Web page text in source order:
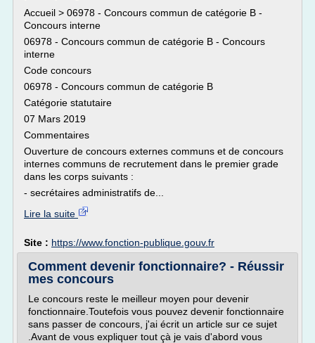
Accueil > 06978 - Concours commun de catégorie B -
Concours interne
06978 - Concours commun de catégorie B - Concours
interne
Code concours
06978 - Concours commun de catégorie B
Catégorie statutaire
07 Mars 2019
Commentaires
Ouverture de concours externes communs et de concours
internes communs de recrutement dans le premier grade
dans les corps suivants :
- secrétaires administratifs de...
Lire la suite
Site : https://www.fonction-publique.gouv.fr
Comment devenir fonctionnaire? - Réussir
mes concours
Le concours reste le meilleur moyen pour devenir
fonctionnaire.Toutefois vous pouvez devenir fonctionnaire
sans passer de concours, j'ai écrit un article sur ce sujet
.Avant de vous expliquer tout çà je vais d'abord vous